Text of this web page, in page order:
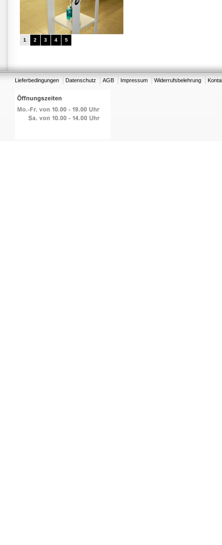
1 2 3 4 5
Lieferbedingungen Datenschutz AGB Impressum Widerrufsbelehrung